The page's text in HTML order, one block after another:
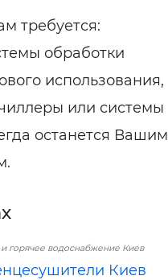
требуется:
обработки
использования,
или системы
останется Вашим
горячее водоснабжение Киев
Киев